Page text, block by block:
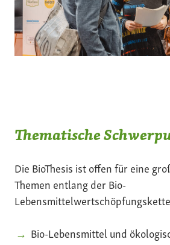
Thematische
Die BioThesis ist offen für eine
Themen entlang der Bio-
Bio-Lebensmittel und